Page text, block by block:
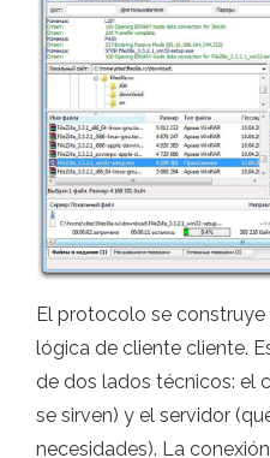
El protocolo se construye
lógica de cliente cliente.
de dos lados técnicos: el
se sirven) y el servidor
necesidades). La